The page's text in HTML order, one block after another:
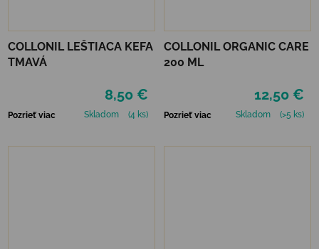
COLLONIL LEŠTIACA KEFA
TMAVÁ
8,50 €
Pozrieť viac Skladom (4 ks)
COLLONIL ORGANIC CARE
200 ML
12,50 €
Pozrieť viac Skladom (>5 ks)